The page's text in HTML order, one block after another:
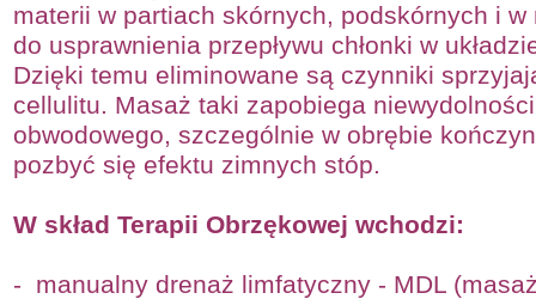
materii w partiach skórnych, podskórnych i
do usprawnienia przepływu chłonki w
Dzięki temu eliminowane są czynniki
cellulitu. Masaż taki zapobiega
obwodowego, szczególnie w obrębie
pozbyć się efektu zimnych stóp.
W skład Terapii Obrzękowej wchodzi:
- manualny drenaż limfatyczny - MDL